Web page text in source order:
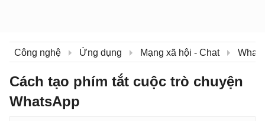
Công nghệ Ứng dụng Mạng xã hội - Chat
Cách tạo phím tắt cuộc trò chuyện
WhatsApp